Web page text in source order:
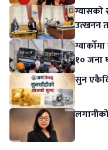
ग्यासको
उत्खनन
१० जना
सुन